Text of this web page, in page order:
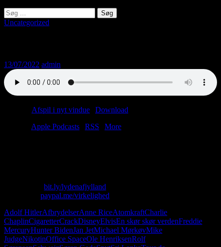
Søg
efter:
Uncategorized
13/07/2022 admin
Afspil i nyt vindue Download
Apple Podcasts RSS
More
bit.ly/lydenafjylland
paypal.me/virkelighed
Adolf HitlerAfbrydelserAnne RiceAtomkraftCharlie
ChaplinCigaretterCrackDisneyElvisEn skør skør verdenFreddie
MercuryHunter BidenJan JetMichael MørkøvMike
JudgeNikotinOffice SpaceOle HenriksenRolf